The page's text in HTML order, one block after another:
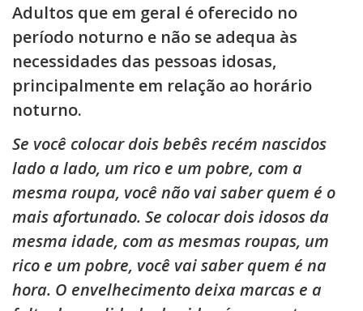
Adultos que em geral é oferecido no
período noturno e não se adequa às
necessidades das pessoas idosas,
principalmente em relação ao horário
noturno.
Se você colocar dois bebês recém nascidos
lado a lado, um rico e um pobre, com a
mesma roupa, você não vai saber quem é o
mais afortunado. Se colocar dois idosos da
mesma idade, com as mesmas roupas, um
rico e um pobre, você vai saber quem é na
hora. O envelhecimento deixa marcas e a